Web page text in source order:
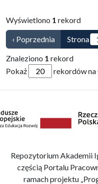
Wyświetlono 1 rekord
‹ Poprzednia Strona
Znaleziono 1 rekord
Pokaż
rekordów na
Repozytorium Akademii
częścią Portalu
ramach projektu